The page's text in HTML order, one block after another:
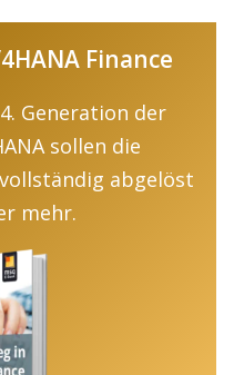
Finance
Generation der
sollen die
vollständig abgelöst
mehr.